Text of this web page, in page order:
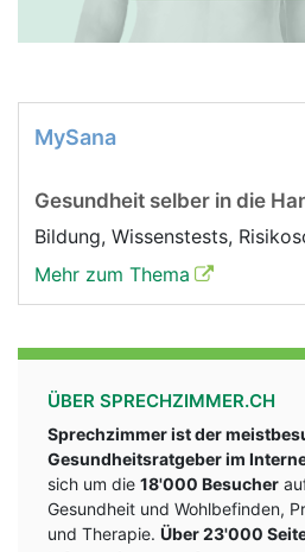
MySana
Gesundheit selber in die
Bildung, Wissenstests,
Mehr zum Thema
ÜBER SPRECHZIMMER.CH
Sprechzimmer ist der
Gesundheitsratgeber im
sich um die 18'000 Besucher
Gesundheit und Wohlbefinden,
und Therapie. Über 23'000